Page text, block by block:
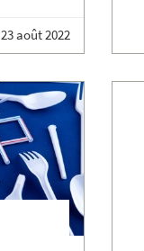
23 août 2022